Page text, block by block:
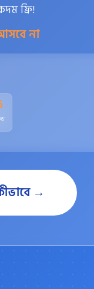
ফ্রি!
না
→